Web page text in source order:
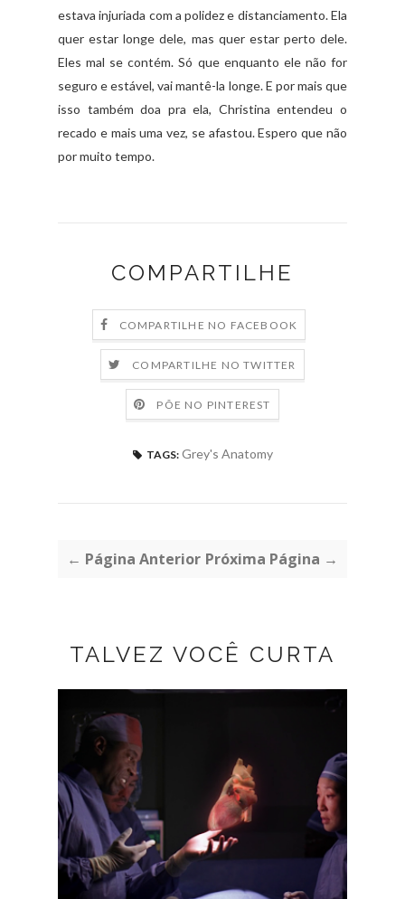
estava injuriada com a polidez e distanciamento. Ela
quer estar longe dele, mas quer estar perto dele.
Eles mal se contém. Só que enquanto ele não for
seguro e estável, vai mantê-la longe. E por mais que
isso também doa pra ela, Christina entendeu o
recado e mais uma vez, se afastou. Espero que não
por muito tempo.
COMPARTILHE
COMPARTILHE NO FACEBOOK
COMPARTILHE NO TWITTER
PÕE NO PINTEREST
TAGS: Grey's Anatomy
← Página Anterior Próxima Página →
TALVEZ VOCÊ CURTA